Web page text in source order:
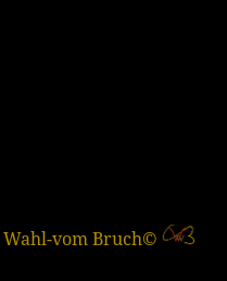
Wahl-vom Bruch©